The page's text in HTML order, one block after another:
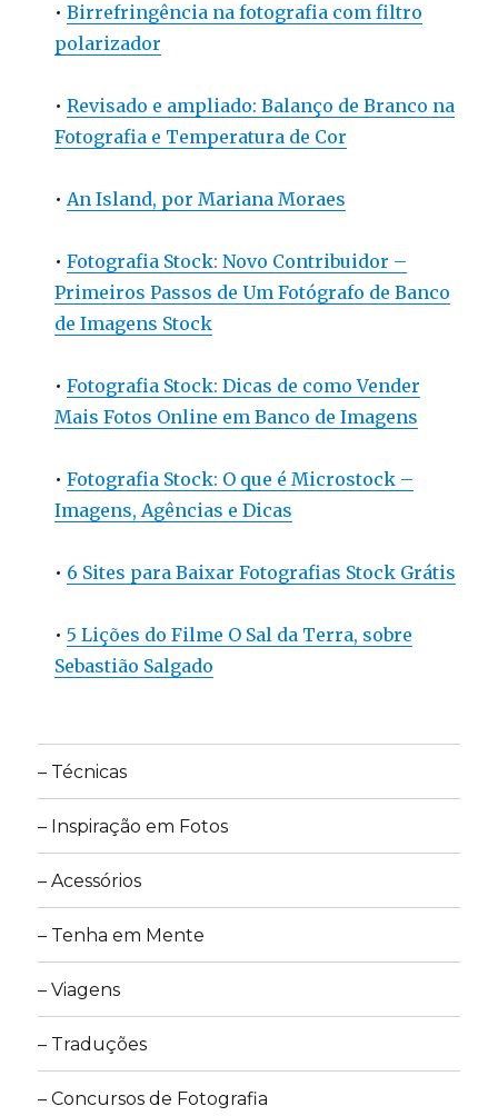
•Birrefringência na fotografia com filtro
polarizador
•Revisado e ampliado: Balanço de Branco na
Fotografia e Temperatura de Cor
•An Island, por Mariana Moraes
•Fotografia Stock: Novo Contribuidor –
Primeiros Passos de Um Fotógrafo de Banco
de Imagens Stock
•Fotografia Stock: Dicas de como Vender
Mais Fotos Online em Banco de Imagens
•Fotografia Stock: O que é Microstock –
Imagens, Agências e Dicas
• 6 Sites para Baixar Fotografias Stock Grátis
•5 Lições do Filme O Sal da Terra, sobre
Sebastião Salgado
– Técnicas
– Inspiração em Fotos
– Acessórios
– Tenha em Mente
– Viagens
– Traduções
– Concursos de Fotografia